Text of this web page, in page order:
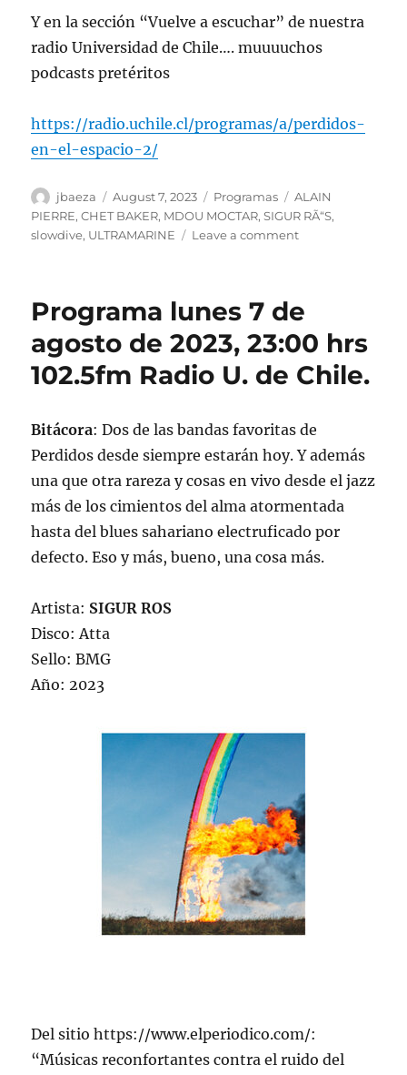
Y en la sección “Vuelve a escuchar” de nuestra
radio Universidad de Chile…. muuuuchos
podcasts pretéritos
https://radio.uchile.cl/programas/a/perdidos-
en-el-espacio-2/
Author
jbaeza
Posted
on
August 7, 2023 Categories
Programas Tags
ALAIN
PIERRE,CHET BAKER, MDOU MOCTAR,SIGUR RÃ“S,
slowdive, ULTRAMARINE Leave a commenton
7
agosto
de
2023
Programa lunes 7 de
agosto de 2023, 23:00 hrs
102.5fm Radio U. de Chile.
Bitácora: Dos de las bandas favoritas de
Perdidos desde siempre estarán hoy. Y además
una que otra rareza y cosas en vivo desde el jazz
más de los cimientos del alma atormentada
hasta del blues sahariano electruficado por
defecto. Eso y más, bueno, una cosa más.
Artista: SIGUR ROS
Disco: Atta
Sello: BMG
Año: 2023
Del sitio https://www.elperiodico.com/:
“Músicas reconfortantes contra el ruido del